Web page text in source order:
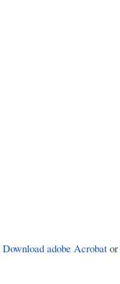
Download adobe Acrobat or